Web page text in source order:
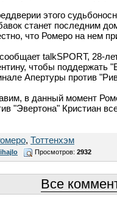
этого
станет последним
что Ромеро на нем
talkSPORT, 28-
чтобы поддержать
Апертуры против
в данный момент
"Эвертона" Кристиан
, Тоттенхэм
Просмотров: 2932
Все